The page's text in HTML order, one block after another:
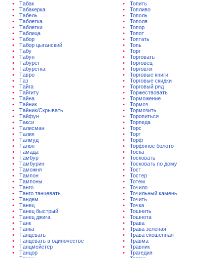
Табак
Табакерка
Табель
Таблетка
Таблетки
Таблица
Табор
Табор цыганский
Табу
Табун
Табурет
Табуретка
Тавро
Таз
Тайга
Тайгиту
Тайна
Тайник
Тайник/Скрывать
Тайфун
Такси
Талисман
Талия
Талмуд
Талон
Тамада
Тамбур
Тамбурин
Таможня
Тампон
Тампоны
Танго
Танго танцевать
Тандем
Танец
Танец быстрый
Танец джига
Танк
Танка
Танцевать
Танцевать в одиночестве
Танцмейстер
Танцор
Топить
Топливо
Тополь
Тополя
Топор
Топот
Топтать
Топь
Торг
Торговать
Торговец
Торговля
Торговые книги
Торговые скидки
Торговый ряд
Торжествовать
Торможение
Тормоз
Тормозить
Торопиться
Торпеда
Торс
Торт
Торф
Торфяное болото
Тоска
Тосковать
Тосковать по дому
Тост
Тостер
Тотем
Точило
Точильный камень
Точить
Точка
Тошнить
Тошнота
Трава
Трава зеленая
Трава скошенная
Травма
Травник
Трагедия